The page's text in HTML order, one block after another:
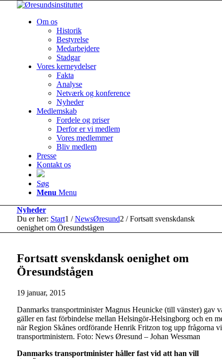
Om os
Historik
Bestyrelse
Medarbejdere
Stadgar
Vores kerneydelser
Fakta
Analyse
Netværk og konference
Nyheder
Medlemskab
Fordele og priser
Derfor er vi medlem
Vores medlemmer
Bliv medlem
Presse
Kontakt os
Søg
Menu Menu
Nyheder
Du er her: Start1 / NewsØresund2 / Fortsatt svenskdansk
oenighet om Öresundstågen
Fortsatt svenskdansk oenighet om
Öresundstågen
19 januar, 2015
Danmarks transportminister Magnus Heunicke (till vänster) gav
gäller en fast förbindelse mellan Helsingör-Helsingborg och en
när Region Skånes ordförande Henrik Fritzon tog upp frågorna
transportministern. Foto: News Øresund – Johan Wessman
Danmarks transportminister håller fast vid att han vill